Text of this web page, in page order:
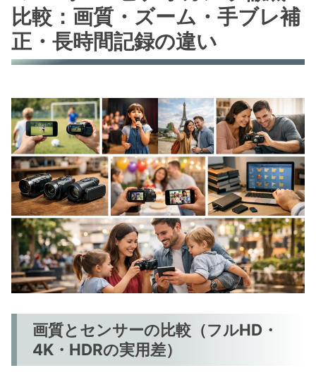
比較：画質・ズーム・手ブレ補
正・長時間記録の違い
画質とセンサーの比較（フルHD・
4K・HDRの実用差）